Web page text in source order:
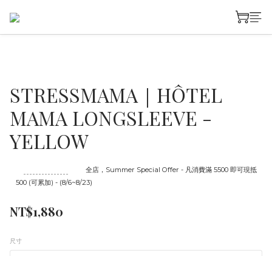
STRESSMAMA｜HÔTEL
MAMA LONGSLEEVE -
YELLOW
全店，Summer Special Offer - 凡消費滿 5500 即可現抵
500 (可累加) - (8/6~8/23)
NT$1,880
尺寸